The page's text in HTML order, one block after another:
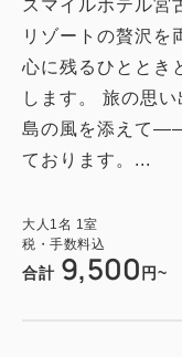
スマイルホテル宮
リゾートの贅沢を
心に残るひととき
します。 旅の思
島の風を添えて
ております。...
大人 1名 1室
税・手数料込
合計 9,500 円~